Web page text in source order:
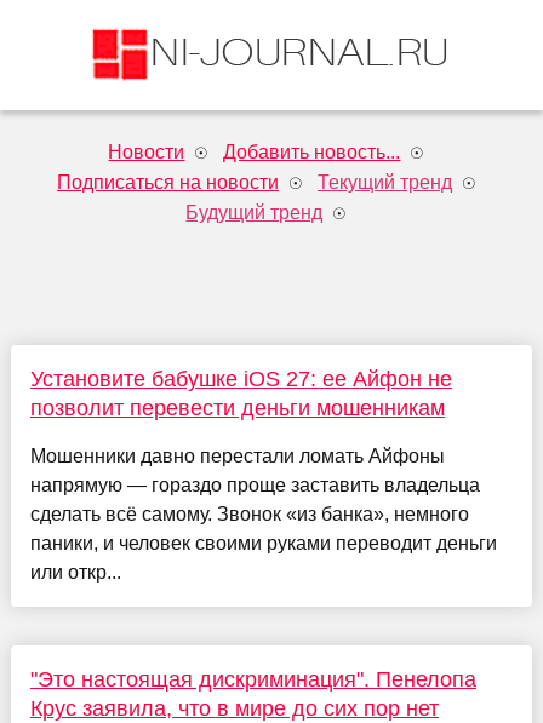
Новости
Добавить новость...
Подписаться на новости
Текущий тренд
Будущий тренд
Установите бабушке iOS 27: ее Айфон не
позволит перевести деньги мошенникам
Мошенники давно перестали ломать Айфоны
напрямую — гораздо проще заставить владельца
сделать всё самому. Звонок «из банка», немного
паники, и человек своими руками переводит деньги
или откр...
"Это настоящая дискриминация". Пенелопа
Крус заявила, что в мире до сих пор нет